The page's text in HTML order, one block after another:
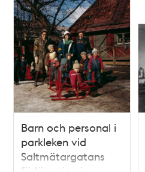
Barn och personal i
parkleken vid
Saltmätargatans